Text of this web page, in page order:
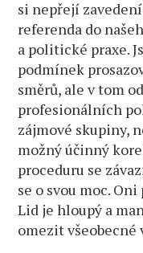
si nepřejí
referenda do
a politické praxe.
podmínek
směrů, ale v tom
profesionálních
zájmové skupiny,
možný účinný
proceduru se
se o svou moc.
Lid je hloupý a
omezit všeobecné